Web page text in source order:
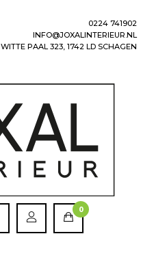
0224 741902
INFO@JOXALINTERIEUR.NL
WITTE PAAL 323, 1742 LD SCHAGEN
0